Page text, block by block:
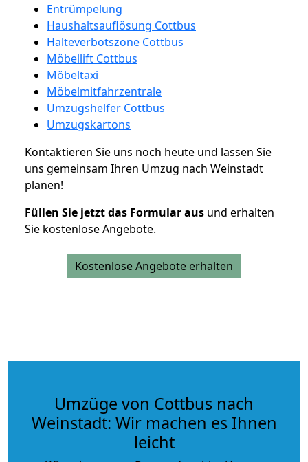
Entrümpelung
Haushaltsauflösung Cottbus
Halteverbotszone Cottbus
Möbellift Cottbus
Möbeltaxi
Möbelmitfahrzentrale
Umzugshelfer Cottbus
Umzugskartons
Kontaktieren Sie uns noch heute und lassen Sie
uns gemeinsam Ihren Umzug nach Weinstadt
planen!
Füllen Sie jetzt das Formular aus und erhalten
Sie kostenlose Angebote.
Kostenlose Angebote erhalten
Umzüge von Cottbus nach
Weinstadt: Wir machen es Ihnen
leicht